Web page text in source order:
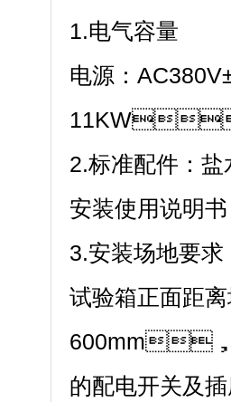
1.电气容量
电源：
11KW；
2.标准配件：盐
安装使用说明书
3.安装场地要求
试验箱正面距
600mm，
的配电开关及插座